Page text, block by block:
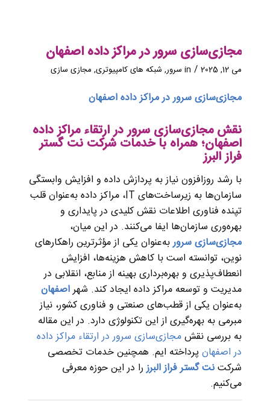
مجازی‌سازی سرور در مراکز داده اصفهان
می 12, 2025 /
in سرور, شبکه های کامپیوتری, مجازی سازی
مجازی‌سازی سرور در مراکز داده اصفهان
نقش مجازی‌سازی سرور در ارتقاء مراکز داده
اصفهان؛ همراه با خدمات شرکت نت گستر
فراز البرز
با رشد روزافزون نیاز به پردازش داده و افزایش وابستگی
سازمان‌ها به زیرساخت‌های IT، مراکز داده به‌عنوان قلب
تپنده فناوری اطلاعات نقش کلیدی در پایداری و
بهره‌وری سازمان‌ها ایفا می‌کنند. در این میان،
مجازی‌سازی سروربه‌عنوان یکی از مؤثرترین راهکارهای
نوین، توانسته است با کاهش هزینه‌ها، افزایش
انعطاف‌پذیری و بهره‌برداری بهینه از منابع، انقلابی در
مدیریت و توسعه مراکز داده ایجاد کند. شهراصفهان
به‌عنوان یکی از قطب‌های صنعتی و فناوری کشور، نیاز
مبرمی به بهره‌گیری از این تکنولوژی دارد. در این مقاله
به بررسی نقشمجازی‌سازی سرور در ارتقاء مراکز داده
در اصفهانپرداخته ایم. همچنین خدمات تخصصی
شرکتنت گستر فراز البرزرا در این حوزه معرفی
می‌کنیم.